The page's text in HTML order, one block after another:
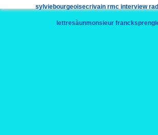
sylviebourgeoisecrivain rmc interview
lettresàunmonsieur